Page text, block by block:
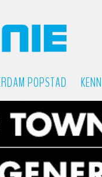
POPSTAD